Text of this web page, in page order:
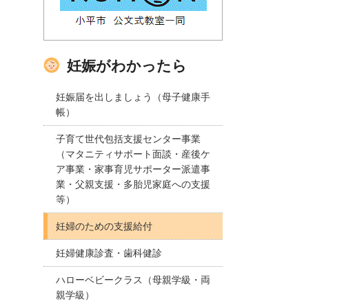
妊娠がわかったら
妊娠届を出しましょう（母子健康手
帳）
子育て世代包括支援センター事業
（マタニティサポート面談・産後ケ
ア事業・家事育児サポーター派遣事
業・父親支援・多胎児家庭への支援
等）
妊婦のための支援給付
妊婦健康診査・歯科健診
ハローベビークラス（母親学級・両
親学級）